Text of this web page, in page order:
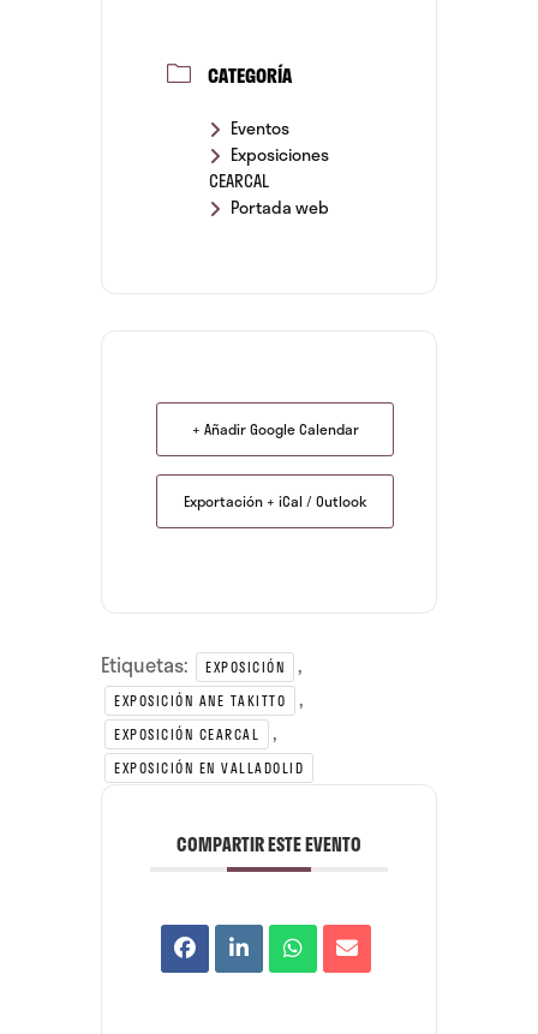
CATEGORÍA
Eventos
Exposiciones
CEARCAL
Portada web
+ Añadir Google Calendar
Exportación + iCal / Outlook
Etiquetas: EXPOSICIÓN ,
EXPOSICIÓN ANE TAKITTO ,
EXPOSICIÓN CEARCAL ,
EXPOSICIÓN EN VALLADOLID
COMPARTIR ESTE EVENTO